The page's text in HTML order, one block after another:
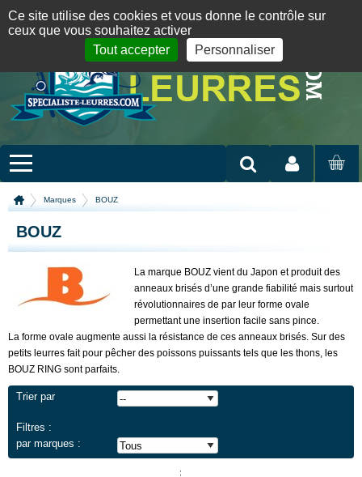
09 72 36 55 01 06 08 07 98 87 English version
MON
Marques BOUZ
BOUZ
La marque BOUZ vient du Japon et produit des
anneaux brisés d’une grande fiabilité mais surtout
révolutionnaires de par leur forme ovale
permettant une insertion facile sans pince.
La forme ovale augmente aussi la résistance de ces anneaux brisés. Sur des
petits leurres fait pour pêcher des poissons puissants tels que les thons, les
BOUZ RING sont parfaits.
Trier par
Filtres :
par marques :
Panneau de gestion des cookies
Ce site utilise des cookies et vous donne le contrôle sur
ceux que vous souhaitez activer
Tout accepter
Personnaliser